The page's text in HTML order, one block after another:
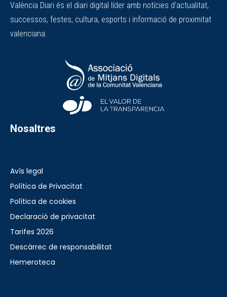
València Diari és el diari digital líder amb notícies d'actualitat,
successos, festes, cultura, esports i informació de proximitat
valenciana.
Nosaltres
Avís legal
Política de Privacitat
Política de cookies
Declaració de privacitat
Tarifes 2026
Descàrrec de responsabilitat
Hemeroteca